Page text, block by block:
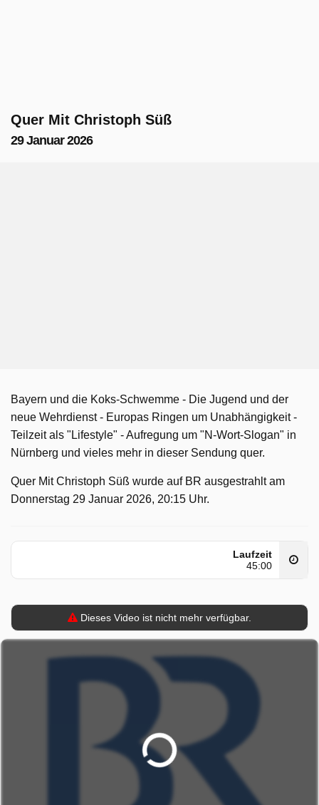
Quer Mit Christoph Süß
29 Januar 2026
Bayern und die Koks-Schwemme - Die Jugend und der
neue Wehrdienst - Europas Ringen um Unabhängigkeit -
Teilzeit als "Lifestyle" - Aufregung um "N-Wort-Slogan" in
Nürnberg und vieles mehr in dieser Sendung quer.
Quer Mit Christoph Süß wurde auf BR ausgestrahlt am
Donnerstag 29 Januar 2026, 20:15 Uhr.
Laufzeit
45:00
Dieses Video ist nicht mehr verfügbar.